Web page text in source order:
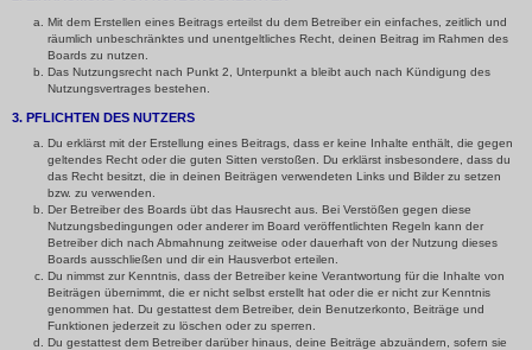
Mit dem Erstellen eines Beitrags erteilst du dem Betreiber ein einfaches, zeitlich und
räumlich unbeschränktes und unentgeltliches Recht, deinen Beitrag im Rahmen des
Boards zu nutzen.
Das Nutzungsrecht nach Punkt 2, Unterpunkt a bleibt auch nach Kündigung des
Nutzungsvertrages bestehen.
3. PFLICHTEN DES NUTZERS
Du erklärst mit der Erstellung eines Beitrags, dass er keine Inhalte enthält, die gegen
geltendes Recht oder die guten Sitten verstoßen. Du erklärst insbesondere, dass du
das Recht besitzt, die in deinen Beiträgen verwendeten Links und Bilder zu setzen
bzw. zu verwenden.
Der Betreiber des Boards übt das Hausrecht aus. Bei Verstößen gegen diese
Nutzungsbedingungen oder anderer im Board veröffentlichten Regeln kann der
Betreiber dich nach Abmahnung zeitweise oder dauerhaft von der Nutzung dieses
Boards ausschließen und dir ein Hausverbot erteilen.
Du nimmst zur Kenntnis, dass der Betreiber keine Verantwortung für die Inhalte von
Beiträgen übernimmt, die er nicht selbst erstellt hat oder die er nicht zur Kenntnis
genommen hat. Du gestattest dem Betreiber, dein Benutzerkonto, Beiträge und
Funktionen jederzeit zu löschen oder zu sperren.
Du gestattest dem Betreiber darüber hinaus, deine Beiträge abzuändern, sofern sie